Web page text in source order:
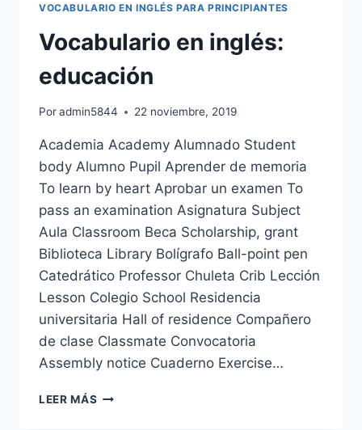
VOCABULARIO EN INGLÉS PARA PRINCIPIANTES
Vocabulario en inglés:
educación
Poradmin5844 22 noviembre, 2019
Academia Academy Alumnado Student
body Alumno Pupil Aprender de memoria
To learn by heart Aprobar un examen To
pass an examination Asignatura Subject
Aula Classroom Beca Scholarship, grant
Biblioteca Library Bolígrafo Ball-point pen
Catedrático Professor Chuleta Crib Lección
Lesson Colegio School Residencia
universitaria Hall of residence Compañero
de clase Classmate Convocatoria
Assembly notice Cuaderno Exercise…
LEER MÁS VOCABULARIO